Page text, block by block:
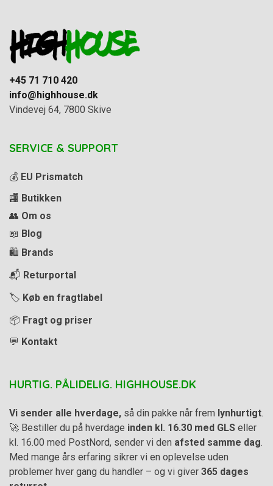
+45 71 710 420
info@highhouse.dk
Vindevej 64, 7800 Skive
SERVICE & SUPPORT
💰 EU Prismatch
🏬 Butikken
👥 Om os
📖 Blog
🛍️ Brands
📬 Returportal
🏷️ Køb en fragtlabel
📦 Fragt og priser
💬 Kontakt
HURTIG. PÅLIDELIG. HIGHHOUSE.DK
Vi sender alle hverdage, så din pakke når frem lynhurtigt
🚀 Bestiller du på hverdage inden kl. 16.30 med GLS eller
kl. 16.00 med PostNord, sender vi den afsted samme dag
Med mange års erfaring sikrer vi en oplevelse uden
problemer hver gang du handler – og vi giver 365 dages